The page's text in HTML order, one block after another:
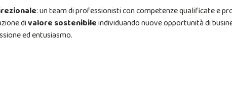
: un team di professionisti con competenze qualificate e
divalore sostenibileindividuando nuove opportunità di
ed entusiasmo.